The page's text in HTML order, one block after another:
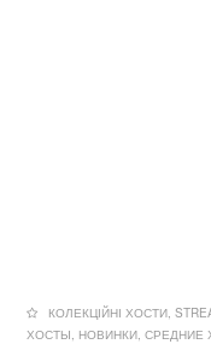
КОЛЕКЦІЙНІ ХОСТИ,
ХОСТЫ, НОВИНКИ,СРЕДНИЕ